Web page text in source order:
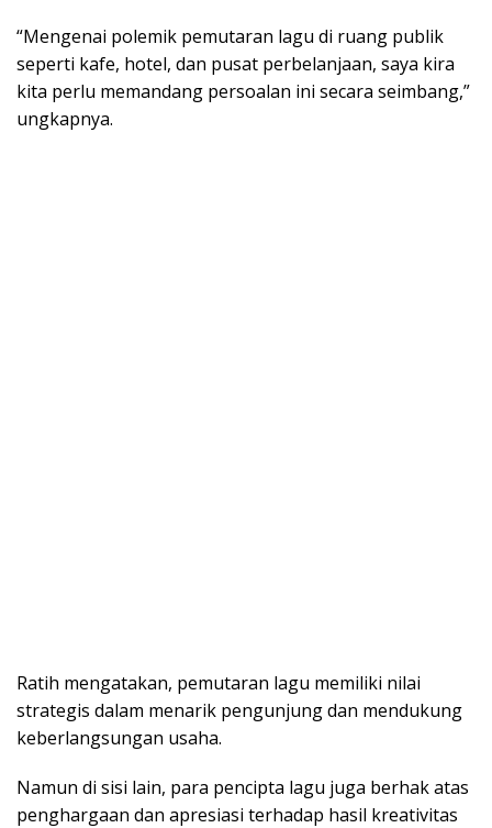
“Mengenai polemik pemutaran lagu di ruang publik
seperti kafe, hotel, dan pusat perbelanjaan, saya kira
kita perlu memandang persoalan ini secara seimbang,”
ungkapnya.
Ratih mengatakan, pemutaran lagu memiliki nilai
strategis dalam menarik pengunjung dan mendukung
keberlangsungan usaha.
Namun di sisi lain, para pencipta lagu juga berhak atas
penghargaan dan apresiasi terhadap hasil kreativitas